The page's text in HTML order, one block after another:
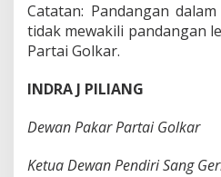
Catatan: Pandangan
tidak mewakili pandangan
Partai Golkar.
INDRA J PILIANG
Dewan Pakar Partai Golkar
Ketua Dewan Pendiri Sang